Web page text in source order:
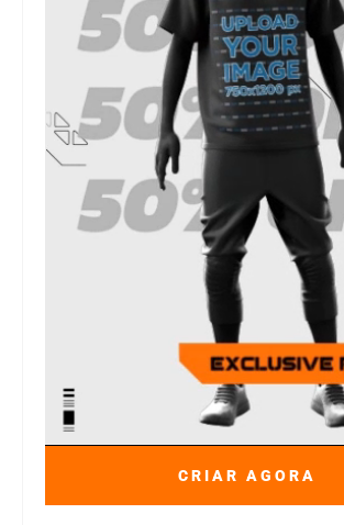
CRIAR AGORA